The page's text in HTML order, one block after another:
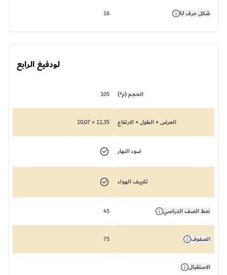
شكل حرف U 16
لودفيغ الرابع
الحجم (م²) 105
العرض × الطول × الارتفاع 11,35 × 10,07
ضوء النهار
تكييف الهواء
نمط الصف الدراسي 45
الصفوف 75
الاستقبال